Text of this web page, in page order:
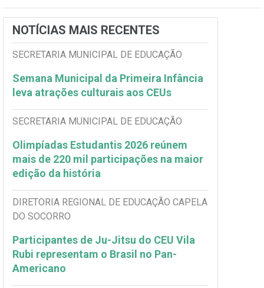
NOTÍCIAS MAIS RECENTES
SECRETARIA MUNICIPAL DE EDUCAÇÃO
Semana Municipal da Primeira Infância
leva atrações culturais aos CEUs
SECRETARIA MUNICIPAL DE EDUCAÇÃO
Olimpíadas Estudantis 2026 reúnem
mais de 220 mil participações na maior
edição da história
DIRETORIA REGIONAL DE EDUCAÇÃO CAPELA
DO SOCORRO
Participantes de Ju-Jitsu do CEU Vila
Rubi representam o Brasil no Pan-
Americano